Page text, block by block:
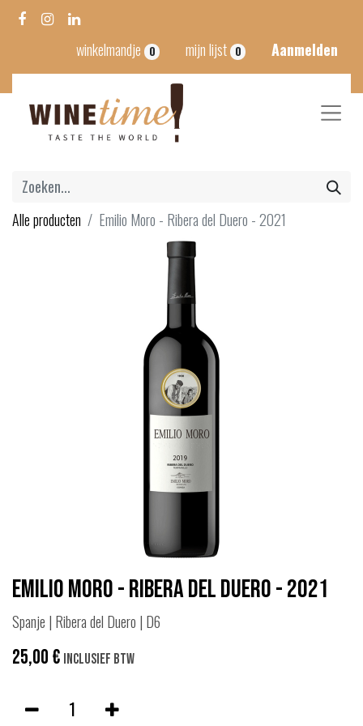
winkelmandje 0 mijn lijst 0 Aanmelden
Alle producten Emilio Moro - Ribera del Duero - 2021
Emilio Moro - Ribera del Duero - 2021
Spanje | Ribera del Duero | D6
25,00€ Inclusief btw